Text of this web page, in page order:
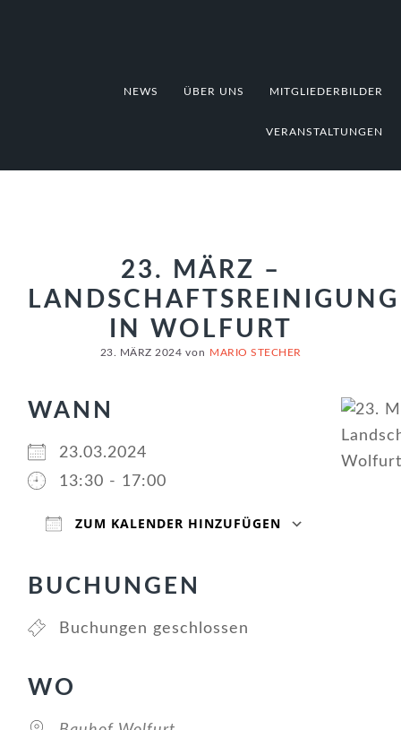
NEWS ÜBER UNS MITGLIEDERBILDER
VERANSTALTUNGEN
23. MÄRZ –
LANDSCHAFTSREINIGUNG
IN WOLFURT
23. MÄRZ 2024 von MARIO STECHER
WANN
23.03.2024
13:30 - 17:00
ZUM KALENDER HINZUFÜGEN
BUCHUNGEN
Buchungen geschlossen
WO